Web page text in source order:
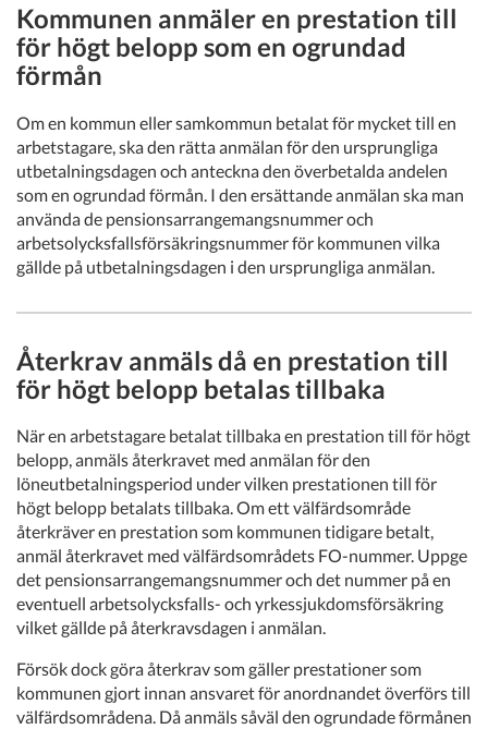
Kommunen anmäler en prestation till
för högt belopp som en ogrundad
förmån
Om en kommun eller samkommun betalat för mycket till en
arbetstagare, ska den rätta anmälan för den ursprungliga
utbetalningsdagen och anteckna den överbetalda andelen
som en ogrundad förmån. I den ersättande anmälan ska man
använda de pensionsarrangemangsnummer och
arbetsolycksfallsförsäkringsnummer för kommunen vilka
gällde på utbetalningsdagen i den ursprungliga anmälan.
Återkrav anmäls då en prestation till
för högt belopp betalas tillbaka
När en arbetstagare betalat tillbaka en prestation till för högt
belopp, anmäls återkravet med anmälan för den
löneutbetalningsperiod under vilken prestationen till för
högt belopp betalats tillbaka. Om ett välfärdsområde
återkräver en prestation som kommunen tidigare betalt,
anmäl återkravet med välfärdsområdets FO-nummer. Uppge
det pensionsarrangemangsnummer och det nummer på en
eventuell arbetsolycksfalls- och yrkessjukdomsförsäkring
vilket gällde på återkravsdagen i anmälan.
Försök dock göra återkrav som gäller prestationer som
kommunen gjort innan ansvaret för anordnandet överförs till
välfärdsområdena. Då anmäls såväl den ogrundade förmånen